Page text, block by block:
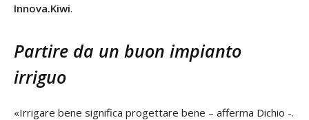
Innova.Kiwi.
Partire da un buon impianto
irriguo
«Irrigare bene significa progettare bene – afferma Dichio -.